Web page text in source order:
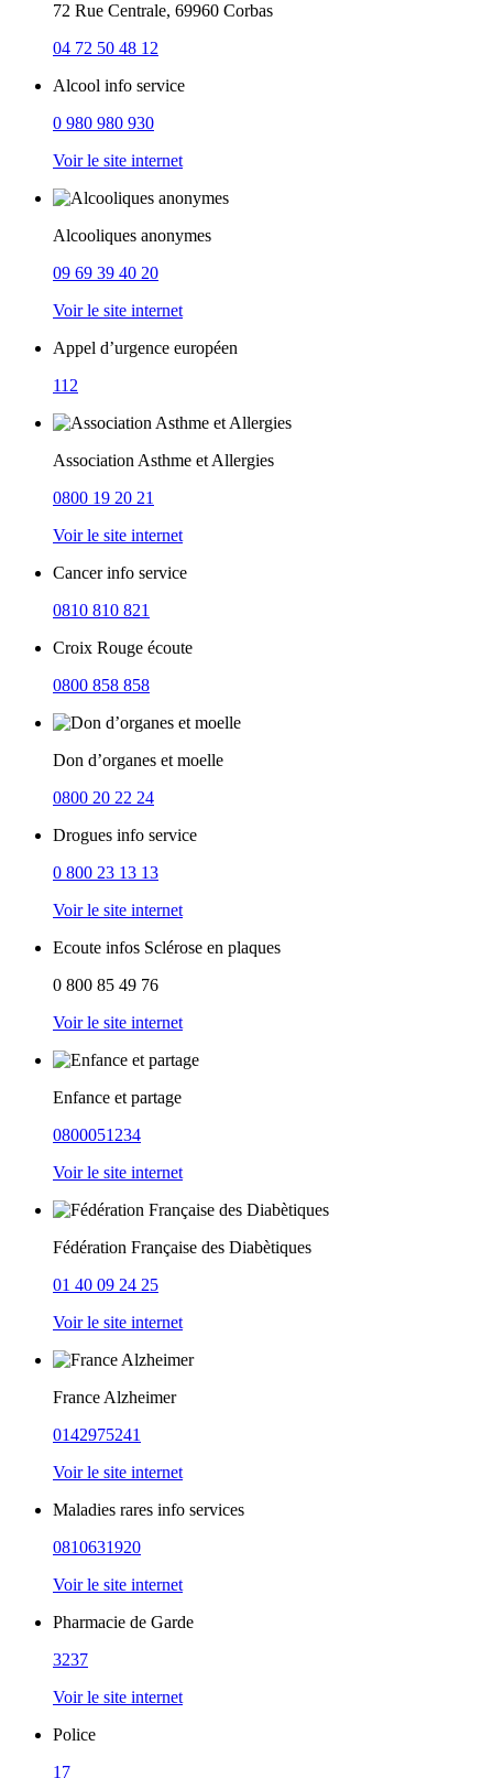
72 Rue Centrale, 69960 Corbas
04 72 50 48 12
Alcool info service
0 980 980 930
Voir le site internet
Alcooliques anonymes
09 69 39 40 20
Voir le site internet
Appel d’urgence européen
112
Association Asthme et Allergies
0800 19 20 21
Voir le site internet
Cancer info service
0810 810 821
Croix Rouge écoute
0800 858 858
Don d’organes et moelle
0800 20 22 24
Drogues info service
0 800 23 13 13
Voir le site internet
Ecoute infos Sclérose en plaques
0 800 85 49 76
Voir le site internet
Enfance et partage
0800051234
Voir le site internet
Fédération Française des Diabètiques
01 40 09 24 25
Voir le site internet
France Alzheimer
0142975241
Voir le site internet
Maladies rares info services
0810631920
Voir le site internet
Pharmacie de Garde
3237
Voir le site internet
Police
17